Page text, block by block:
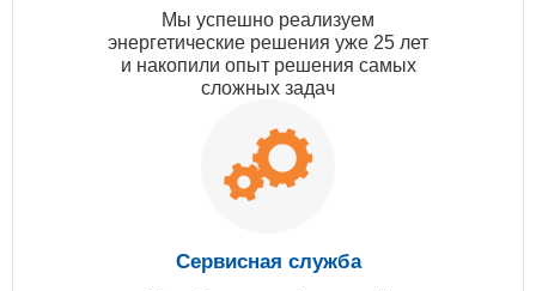
Мы успешно реализуем
энергетические решения уже 25 лет
и накопили опыт решения самых
сложных задач
Сервисная служба